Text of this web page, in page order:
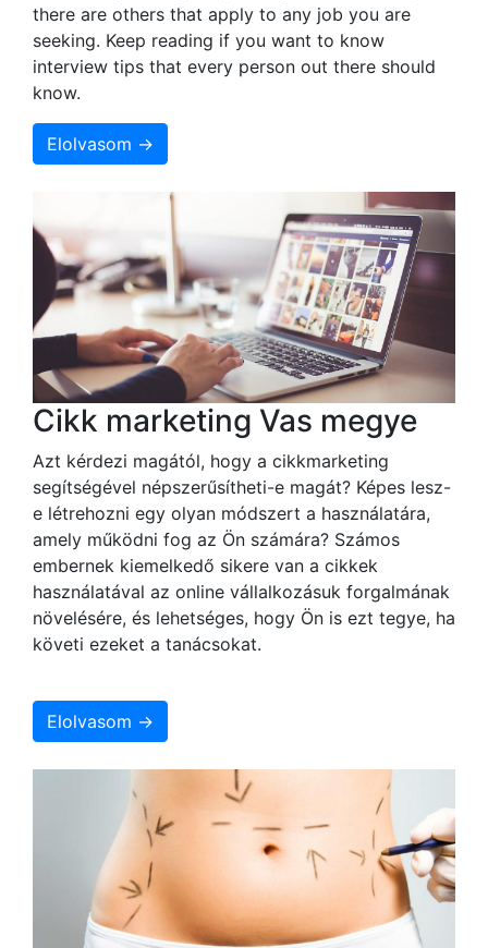
there are others that apply to any job you are
seeking. Keep reading if you want to know
interview tips that every person out there should
know.
Elolvasom →
Cikk marketing Vas megye
Azt kérdezi magától, hogy a cikkmarketing
segítségével népszerűsítheti-e magát? Képes lesz-
e létrehozni egy olyan módszert a használatára,
amely működni fog az Ön számára? Számos
embernek kiemelkedő sikere van a cikkek
használatával az online vállalkozásuk forgalmának
növelésére, és lehetséges, hogy Ön is ezt tegye, ha
követi ezeket a tanácsokat.
Elolvasom →